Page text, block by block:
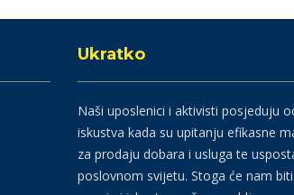
Ukratko
Naši uposlenici i aktivisti posjeduju
iskustva kada su upitanju efikasne
za prodaju dobara i usluga te
poslovnom svijetu. Stoga će nam